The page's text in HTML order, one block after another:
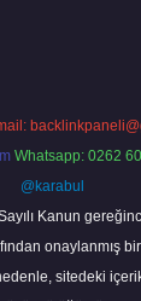
Whatsapp: 0262
@karabul
Kanun
onaylanmış
sitedeki